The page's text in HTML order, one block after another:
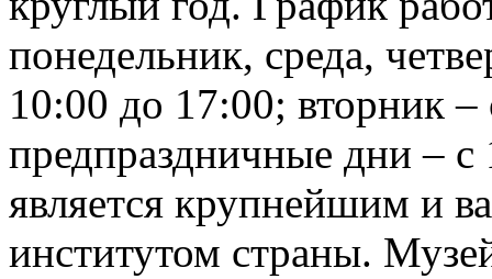
понедельник, среда,
10:00 до 17:00; вторник
предпраздничные дни –
является крупнейшим и
институтом страны.